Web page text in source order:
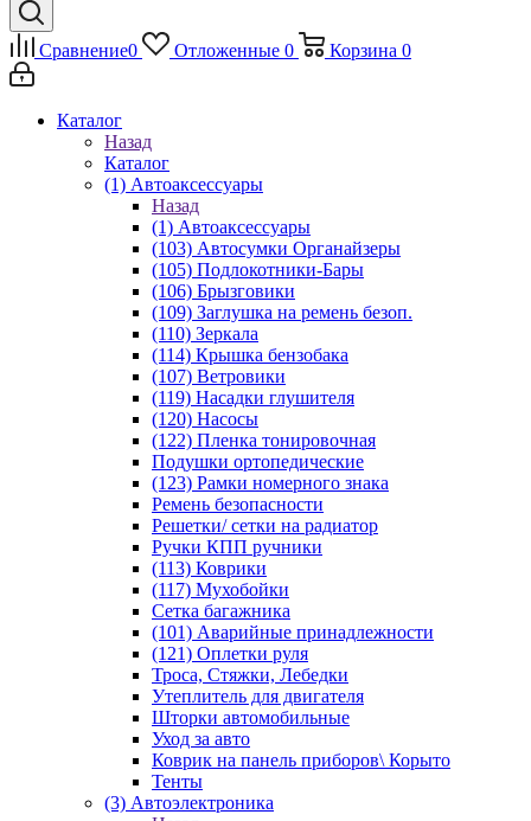
Сравнение0 Отложенные 0 Корзина 0
Каталог
Назад
Каталог
(1) Автоаксессуары
Назад
(1) Автоаксессуары
(103) Автосумки Органайзеры
(105) Подлокотники-Бары
(106) Брызговики
(109) Заглушка на ремень безоп.
(110) Зеркала
(114) Крышка бензобака
(107) Ветровики
(119) Насадки глушителя
(120) Насосы
(122) Пленка тонировочная
Подушки ортопедические
(123) Рамки номерного знака
Ремень безопасности
Решетки/ сетки на радиатор
Ручки КПП ручники
(113) Коврики
(117) Мухобойки
Сетка багажника
(101) Аварийные принадлежности
(121) Оплетки руля
Троса, Стяжки, Лебедки
Утеплитель для двигателя
Шторки автомобильные
Уход за авто
Коврик на панель приборов\ Корыто
Тенты
(3) Автоэлектроника